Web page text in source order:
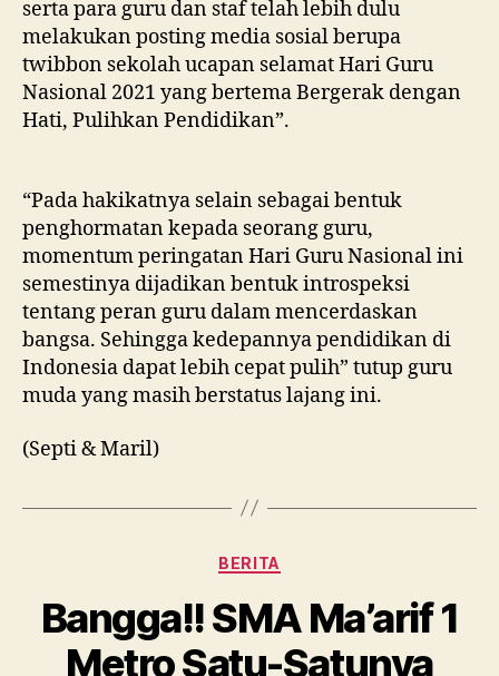
serta para guru dan staf telah lebih dulu
melakukan posting media sosial berupa
twibbon sekolah ucapan selamat Hari Guru
Nasional 2021 yang bertema Bergerak dengan
Hati, Pulihkan Pendidikan”.
“Pada hakikatnya selain sebagai bentuk
penghormatan kepada seorang guru,
momentum peringatan Hari Guru Nasional ini
semestinya dijadikan bentuk introspeksi
tentang peran guru dalam mencerdaskan
bangsa. Sehingga kedepannya pendidikan di
Indonesia dapat lebih cepat pulih” tutup guru
muda yang masih berstatus lajang ini.
(Septi & Maril)
Kategori
BERITA
Bangga!! SMA Ma’arif 1
Metro Satu-Satunya